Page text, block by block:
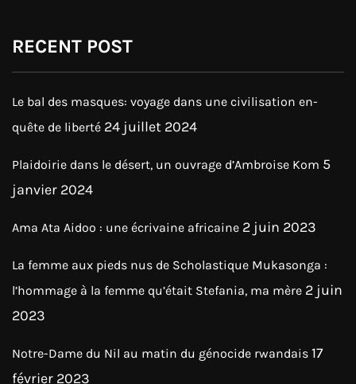
RECENT POST
Le bal des masques: voyage dans une civilisation en-
quête de liberté 24 juillet 2024
Plaidoirie dans le désert, un ouvrage d’Ambroise Kom 5
janvier 2024
Ama Ata Aidoo : une écrivaine africaine 2 juin 2023
La femme aux pieds nus de Scholastique Mukasonga :
l’hommage à la femme qu’était Stefania, ma mère 2 juin
2023
Notre-Dame du Nil au matin du génocide rwandais 17
février 2023